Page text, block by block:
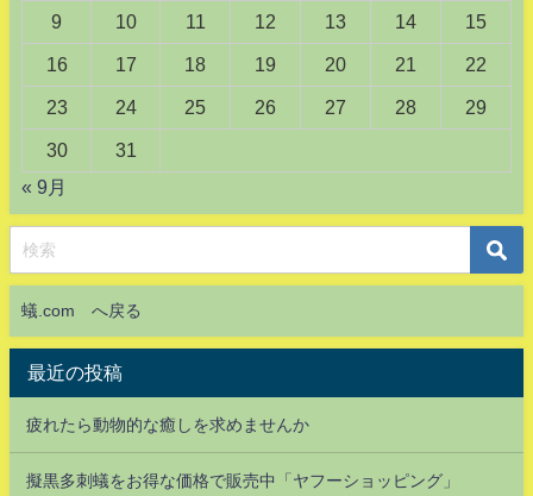
9 10 11 12 13 14 15
16 17 18 19 20 21 22
23 24 25 26 27 28 29
30
31
« 9月
蟻.com へ戻る
最近の投稿
疲れたら動物的な癒しを求めませんか
擬黒多刺蟻をお得な価格で販売中「ヤフーショッピング」